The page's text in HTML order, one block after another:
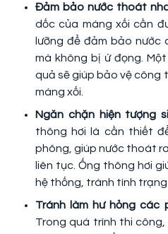
Đảm bảo nước thoát
dốc của máng xối cần
lưỡng để đảm bảo
mà không bị ứ đọng.
quả sẽ giúp bảo vệ công
máng xối.
Ngăn chặn hiện tượng
thông hơi là cần thiết
phông, giúp nước thoát
liên tục. Ống thông hơi
hệ thống, tránh tình
Tránh làm hư hỏng các
Trong quá trình thi